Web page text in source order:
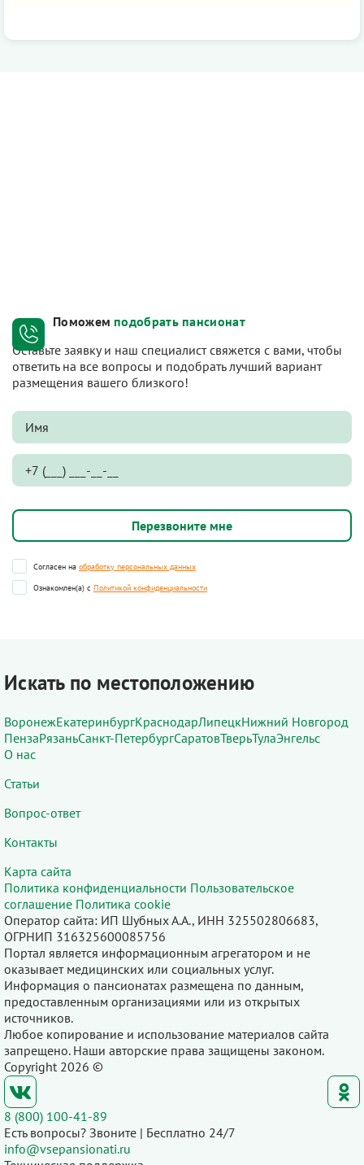
Поможем подобрать пансионат
Оставьте заявку и наш специалист свяжется с вами, чтобы
ответить на все вопросы и подобрать лучший вариант
размещения вашего близкого!
Согласен на обработку персональных данных
Ознакомлен(а) с Политикой конфиденциальности
Искать по местоположению
ВоронежЕкатеринбургКраснодарЛипецкНижний Новгород
ПензаРязаньСанкт-ПетербургСаратовТверьТулаЭнгельс
О нас
Статьи
Вопрос-ответ
Контакты
Карта сайта
Политика конфиденциальности Пользовательское
соглашение Политика cookie
Оператор сайта: ИП Шубных А.А., ИНН 325502806683,
ОГРНИП 316325600085756
Портал является информационным агрегатором и не
оказывает медицинских или социальных услуг.
Информация о пансионатах размещена по данным,
предоставленным организациями или из открытых
источников.
Любое копирование и использование материалов сайта
запрещено. Наши авторские права защищены законом.
Copyright 2026 ©
8 (800) 100-41-89
Есть вопросы? Звоните | Бесплатно 24/7
info@vsepansionati.ru